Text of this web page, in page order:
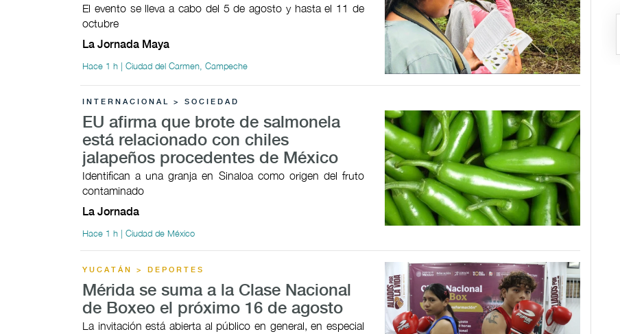
El evento se lleva a cabo del 5 de agosto y hasta el 11 de
octubre
La Jornada Maya
Hace 1 h | Ciudad del Carmen, Campeche
INTERNACIONAL > SOCIEDAD
EU afirma que brote de salmonela
está relacionado con chiles
jalapeños procedentes de México
Identifican a una granja en Sinaloa como origen del fruto
contaminado
La Jornada
Hace 1 h | Ciudad de México
YUCATÁN > DEPORTES
Mérida se suma a la Clase Nacional
de Boxeo el próximo 16 de agosto
La invitación está abierta al público en general, en especial